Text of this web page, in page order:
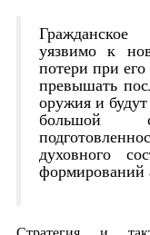
уязвимо к
потери при
превышать
оружия и будут
большой
духовного